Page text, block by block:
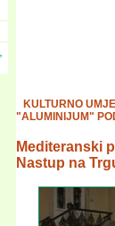
KULTURNO
"ALUMINIJUM"
Mediteranski
Nastup na